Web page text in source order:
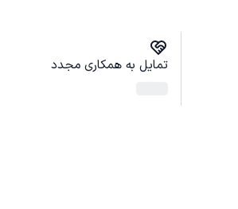
تمایل به همکاری مجدد